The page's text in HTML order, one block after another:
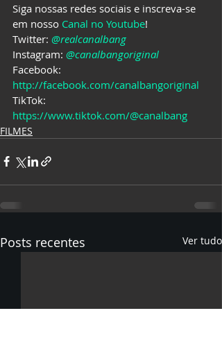
Siga nossas redes sociais e inscreva-se
em nosso Canal no Youtube!
Twitter: @realcanalbang
Instagram: @canalbangoriginal
Facebook:
http://facebook.com/canalbangoriginal
TikTok:
https://www.tiktok.com/@canalbang
FILMES
Posts recentes Ver tudo